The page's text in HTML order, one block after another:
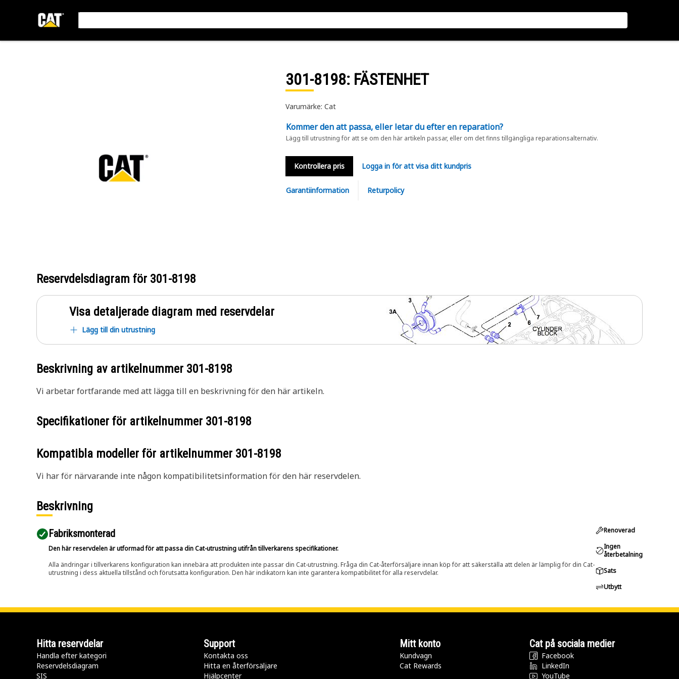
301-8198: FÄSTENHET
Varumärke: Cat
Kommer den att passa, eller letar du efter en reparation?
Lägg till utrustning för att se om den här artikeln passar, eller om det finns tillgängliga reparationsalternativ.
Kontrollera pris Logga in för att visa ditt kundpris
Garantiinformation Returpolicy
Reservdelsdiagram för 301-8198
Visa detaljerade diagram med reservdelar
Lägg till din utrustning
Beskrivning av artikelnummer 301-8198
Vi arbetar fortfarande med att lägga till en beskrivning för den här artikeln.
Specifikationer för artikelnummer 301-8198
Kompatibla modeller för artikelnummer 301-8198
Vi har för närvarande inte någon kompatibilitetsinformation för den här reservdelen.
Beskrivning
Fabriksmonterad
Den här reservdelen är utformad för att passa din Cat-utrustning utifrån tillverkarens specifikationer.
Alla ändringar i tillverkarens konfiguration kan innebära att produkten inte passar din Cat-utrustning. Fråga din Cat-återförsäljare innan köp för att säkerställa att delen är lämplig för din Cat-
utrustning i dess aktuella tillstånd och förutsatta konfiguration. Den här indikatorn kan inte garantera kompatibilitet för alla reservdelar.
Renoverad
Ingen
återbetalning
Sats
Utbytt
Hitta reservdelar
Handla efter kategori
Reservdelsdiagram
SIS
Support
Kontakta oss
Hitta en återförsäljare
Hjälpcenter
Mitt konto
Kundvagn
Cat Rewards
Cat på sociala medier
Facebook
LinkedIn
YouTube